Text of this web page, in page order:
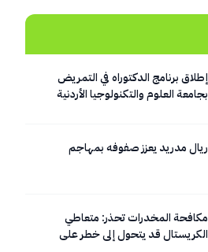
إطلاق برنامج الدكتوراه في التمريض
بجامعة العلوم والتكنولوجيا الأردنية
ريال مدريد يعزز صفوفه بمهاجم
مكافحة المخدرات تحذر: متعاطي
الكريستال قد يتحول إلى خطر على